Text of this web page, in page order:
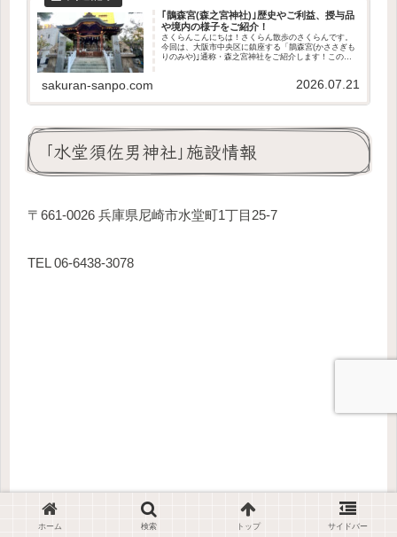
｢鵲森宮(森之宮神社)｣歴史やご利益、授与品
や境内の様子をご紹介！
さくらんこんにちは！さくらん散歩のさくらんです。
今回は、大阪市中央区に鎮座する「鵲森宮(かささぎも
りのみや)｣通称・森之宮神社をご紹介します！この記
sakuran-sanpo.com 2026.07.21
｢水堂須佐男神社｣施設情報
〒661-0026 兵庫県尼崎市水堂町1丁目25-7
TEL 06-6438-3078
ホーム 検索 トップ サイドバー